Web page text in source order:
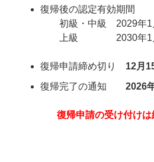
復帰後の認定有効期間
初級・中級 2029年1
上級 2030年1月
復帰申請締め切り 12月
復帰完了の通知
2026
復帰申請の受け付け